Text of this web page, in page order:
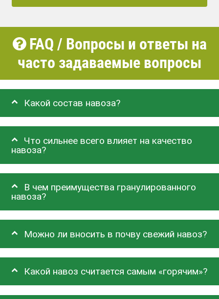
FAQ / Вопросы и ответы на
часто задаваемые вопросы
Какой состав навоза?
Что сильнее всего влияет на качество
навоза?
В чем преимущества гранулированного
навоза?
Можно ли вносить в почву свежий навоз?
Какой навоз считается самым «горячим»?